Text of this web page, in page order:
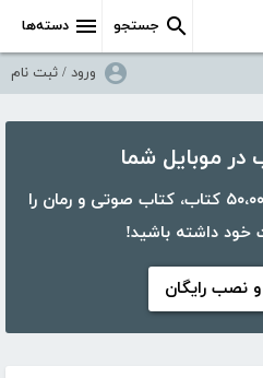
دسته‌ها جستجو
ورود / ثبت نام
با اپلیکیشن کتابراه، بیش از ۵۰،۰۰۰ کتاب، کتاب صوتی و رمان را
خود داشته باشید!
و نصب رایگان